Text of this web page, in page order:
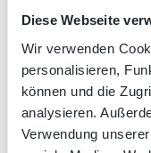
Diese Webseite
Wir verwenden
personalisieren,
können und die
analysieren.
VerwendungHochdruckwasser